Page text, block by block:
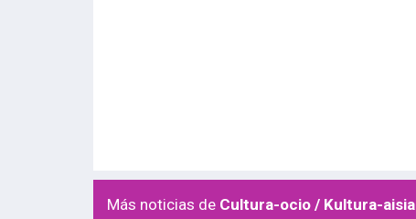
Más noticias de Cultura-ocio / Kultura-aisia